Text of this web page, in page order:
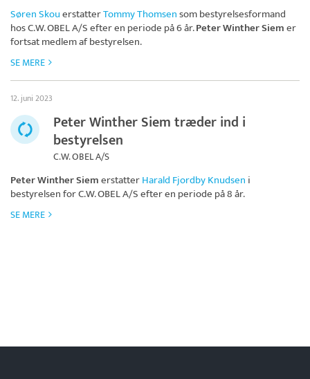
Søren SkouerstatterTommy Thomsensom bestyrelsesformand
hosC.W. OBEL A/Sefter en periode på 6 år.Peter Winther Siemer
fortsat medlem af bestyrelsen.
SE MERE
12. juni 2023
Peter Winther Siem træder ind i
bestyrelsen
C.W. OBEL A/S
Peter Winther SiemerstatterHarald Fjordby Knudsen i
bestyrelsen forC.W. OBEL A/Sefter en periode på 8 år.
SE MERE